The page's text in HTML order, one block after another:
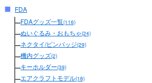
FDA
FDAグッズ一覧(116)
ぬいぐるみ・おもちゃ(24)
ネクタイ/ピンバッジ(29)
機内グッズ(2)
キーホルダー(39)
エアクラフトモデル(18)